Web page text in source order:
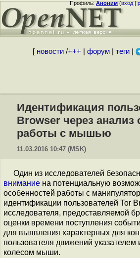
Профиль:Аноним(вход|
[ новости/+++ форум| теги|
Идентификация
Browser через анализ
работы с мышью
11.03.2016 10:47 (MSK)
Один из исследователей
внимание на потенциальную
особенностей работы с
идентификации пользователей Tor
исследователя, предоставляемой
оценки времени поступления
для выявления характерных для
пользователя движений указателем
колесом мыши.